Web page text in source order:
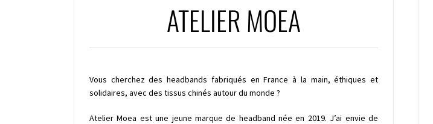
ATELIER MOEA
Vous cherchez des headbands fabriqués en France à la main, éthiques et
solidaires, avec des tissus chinés autour du monde ?
Atelier Moea est une jeune marque de headband née en 2019. J’ai envie de